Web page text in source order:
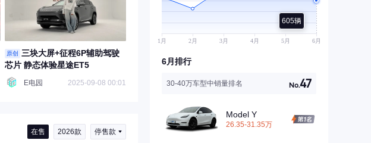
原创
三块大屏+征程6P辅助驾驶
芯片 静态体验星途ET5
E电园 2025-09-08 00:01
在售 2026款 停售款
605辆
6月排行
30-40万车型中销量排名 No.47
Model Y
26.35-31.35万